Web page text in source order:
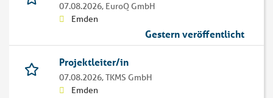
07.08.2026, EuroQ GmbH
Emden
Gestern veröffentlicht
Projektleiter/in
07.08.2026,TKMS GmbH
Emden